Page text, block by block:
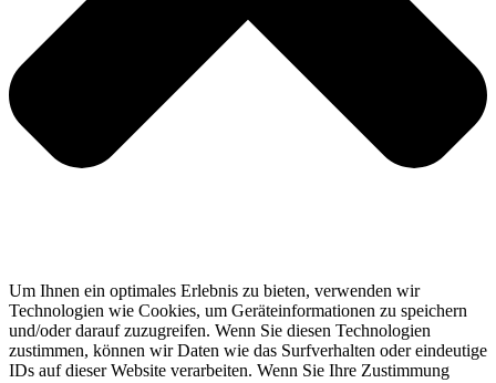
Um Ihnen ein optimales Erlebnis zu bieten, verwenden wir
Technologien wie Cookies, um Geräteinformationen zu speichern
und/oder darauf zuzugreifen. Wenn Sie diesen Technologien
zustimmen, können wir Daten wie das Surfverhalten oder eindeutige
IDs auf dieser Website verarbeiten. Wenn Sie Ihre Zustimmung